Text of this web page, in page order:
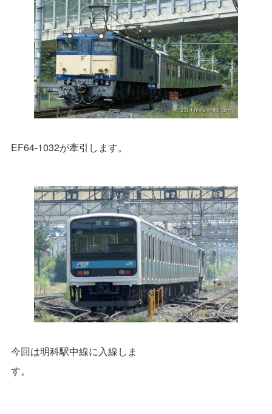
EF64-1032が牽引します。
今回は明科駅中線に入線しま
す。